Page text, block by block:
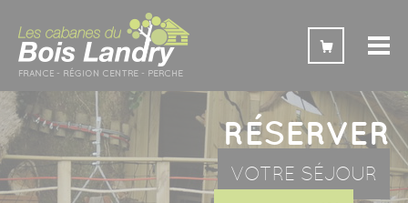
RÉSERVER
VOTRE SÉJOUR